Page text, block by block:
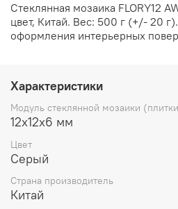
Стеклянная мозаика FLORY12
цвет, Китай. Вес: 500 г (+/- 20
оформления интерьерных
Характеристики
Модуль стеклянной мозаики
12х12х6 мм
Цвет
Серый
Страна производитель
Китай